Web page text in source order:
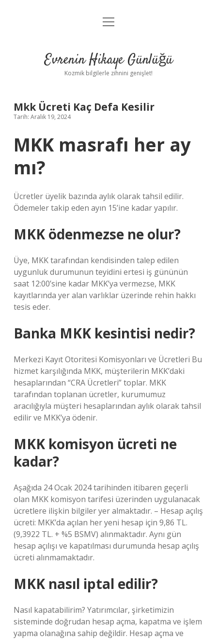
Anasayfa
Yasal Uyarı
menüyü
Evrenin Hikaye Günlüğü
Kozmik bilgilerle zihnini genişlet!
Mkk Ücreti Kaç Defa Kesilir
Tarih: Aralık 19, 2024
MKK masrafı her ay
mı?
Ücretler üyelik bazında aylık olarak tahsil edilir.
Ödemeler takip eden ayın 15’ine kadar yapılır.
MKK ödenmezse ne olur?
Üye, MKK tarafından kendisinden talep edilen
uygunluk durumunun teyidini ertesi iş gününün
saat 12:00’sine kadar MKK’ya vermezse, MKK
kayıtlarında yer alan varlıklar üzerinde rehin hakkı
tesis eder.
Banka MKK kesintisi nedir?
Merkezi Kayıt Otoritesi Komisyonları ve Ücretleri Bu
hizmet karşılığında MKK, müşterilerin MKK’daki
hesaplarından “CRA Ücretleri” toplar. MKK
tarafından toplanan ücretler, kurumumuz
aracılığıyla müşteri hesaplarından aylık olarak tahsil
edilir ve MKK’ya ödenir.
MKK komisyon ücreti ne
kadar?
Aşağıda 24 Ocak 2024 tarihinden itibaren geçerli
olan MKK komisyon tarifesi üzerinden uygulanacak
ücretlere ilişkin bilgiler yer almaktadır. – Hesap açılış
ücreti: MKK’da açılan her yeni hesap için 9,86 TL.
(9,3922 TL. + %5 BSMV) alınmaktadır. Aynı gün
hesap açılışı ve kapatılması durumunda hesap açılış
ücreti alınmamaktadır.
MKK nasıl iptal edilir?
Nasıl kapatabilirim? Yatırımcılar, şirketimizin
sisteminde doğrudan hesap açma, kapatma ve işlem
yapma olanağına sahip değildir. Hesap açma ve